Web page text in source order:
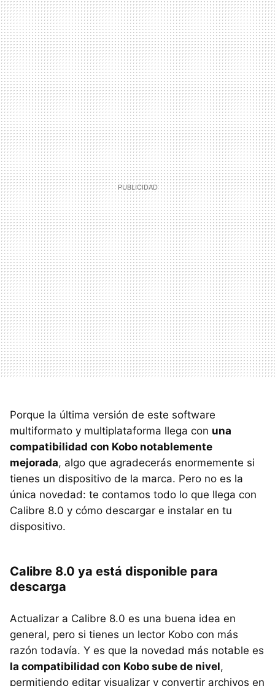
Porque la última versión de este software
multiformato y multiplataforma llega con una
compatibilidad con Kobo notablemente
mejorada, algo que agradecerás enormemente si
tienes un dispositivo de la marca. Pero no es la
única novedad: te contamos todo lo que llega con
Calibre 8.0 y cómo descargar e instalar en tu
dispositivo.
Calibre 8.0 ya está disponible para
descarga
Actualizar a Calibre 8.0 es una buena idea en
general, pero si tienes un lector Kobo con más
razón todavía. Y es que la novedad más notable es
la compatibilidad con Kobo sube de nivel,
permitiendo editar visualizar y convertir archivos en